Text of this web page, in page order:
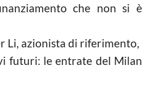
che non si è
Li, azionista di riferimento,
futuri: le entrate del Milan